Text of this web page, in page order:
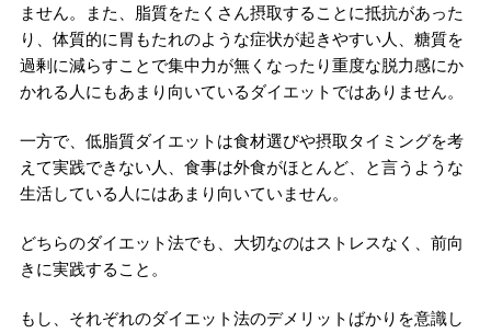
ません。また、脂質をたくさん摂取することに抵抗があった
り、体質的に胃もたれのような症状が起きやすい人、糖質を
過剰に減らすことで集中力が無くなったり重度な脱力感にか
かれる人にもあまり向いているダイエットではありません。
一方で、低脂質ダイエットは食材選びや摂取タイミングを考
えて実践できない人、食事は外食がほとんど、と言うような
生活している人にはあまり向いていません。
どちらのダイエット法でも、大切なのはストレスなく、前向
きに実践すること。
もし、それぞれのダイエット法のデメリットばかりを意識し